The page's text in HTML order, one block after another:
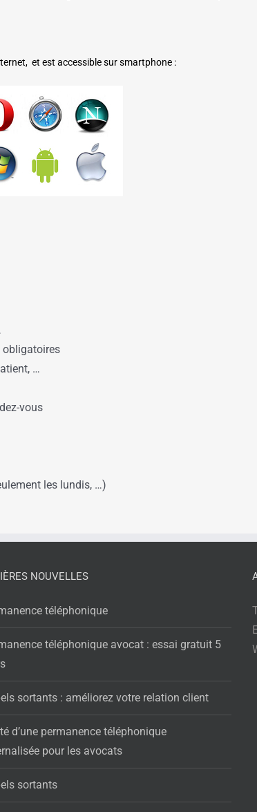
et est accessible sur smartphone :
obligatoires
…
vous
les lundis, …)
NOUVELLES
téléphonique
téléphonique avocat : essai gratuit 5
sortants : améliorez votre relation client
d’une permanence téléphonique
pour les avocats
sortants